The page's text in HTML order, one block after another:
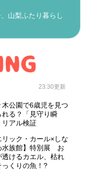
山梨ふたり暮らし
23:30更新
木公園で6歳児を見つ
れる？「見守り瞬
リアル検証
リック・カール×しな
水族館】特別展 お
透けるカエル、枯れ
っくりの魚！?